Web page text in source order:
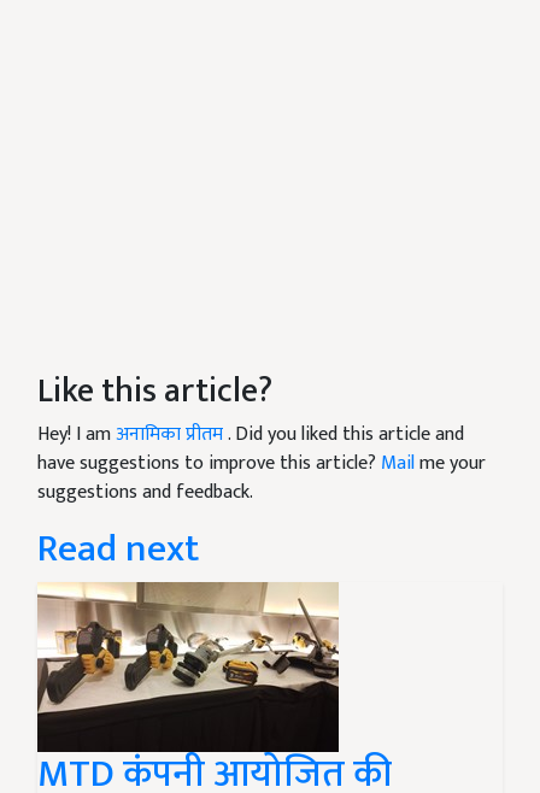
Like this article?
Hey! I amअनामिका प्रीतम. Did you liked this article and
have suggestions to improve this article? Mailme your
suggestions and feedback.
Read next
MTD कंपनी आयोजित की